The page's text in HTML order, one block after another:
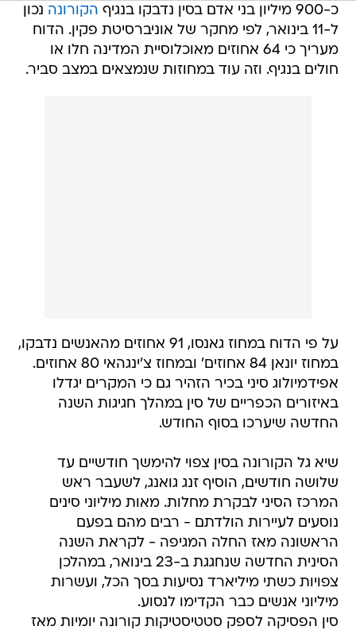
כ-900 מיליון בני אדם בסין נדבקו בנגיף הקורונה נכון
ל-11 בינואר, לפי מחקר של אוניברסיטת פקין. הדוח
מעריך כי 64 אחוזים מאוכלוסיית המדינה חלו או
חולים בנגיף. וזה עוד במחוזות שנמצאים במצב סביר.
על פי הדוח במחוז גאנסו, 91 אחוזים מהאנשים נדבקו,
במחוז יונאן 84 אחוזים' ובמחוז צ'ינגהאי 80 אחוזים.
אפידמיולוג סיני בכיר הזהיר גם כי המקרים יגדלו
באיזורים הכפריים של סין במהלך חגיגות השנה
החדשה שיערכו בסוף החודש.
שיא גל הקורונה בסין צפוי להימשך חודשיים עד
שלושה חודשים, הוסיף זנג גואנג, לשעבר ראש
המרכז הסיני לבקרת מחלות. מאות מיליוני סינים
נוסעים לעיירות הולדתם - רבים מהם בפעם
הראשונה מאז החלה המגיפה - לקראת השנה
הסינית החדשה שנחגגת ב-23 בינואר, במהלכן
צפויות כשתי מיליארד נסיעות בסך הכל, ועשרות
מיליוני אנשים כבר הקדימו לנסוע.
סין הפסיקה לספק סטטיסטיקות קורונה יומיות מאז